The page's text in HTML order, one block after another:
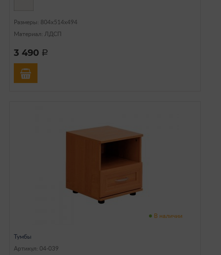
Размеры: 804х514х494
Материал: ЛДСП
3 490 a
В наличии
Тумбы
Артикул: 04-039